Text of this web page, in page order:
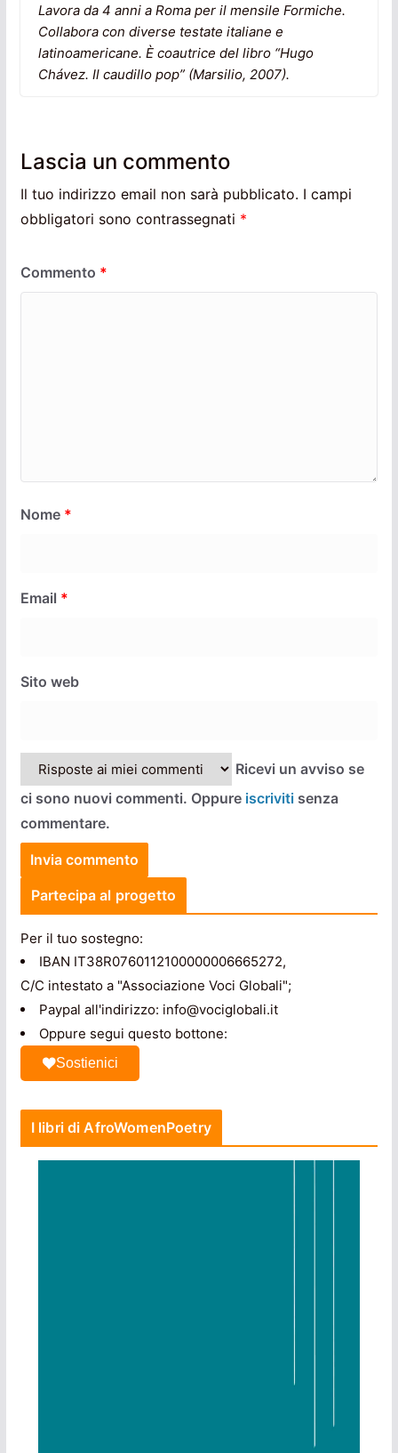
Lavora da 4 anni a Roma per il mensile Formiche.
Collabora con diverse testate italiane e
latinoamericane. È coautrice del libro “Hugo
Chávez. Il caudillo pop” (Marsilio, 2007).
Lascia un commento
Il tuo indirizzo email non sarà pubblicato. I campi
obbligatori sono contrassegnati *
Commento *
Nome *
Email *
Sito web
Ricevi un avviso se
ci sono nuovi commenti. Oppure iscrivitisenza
commentare.
Partecipa al progetto
Per il tuo sostegno:
IBAN IT38R0760112100000006665272,
C/C intestato a "Associazione Voci Globali";
Paypal all'indirizzo: info@vociglobali.it
Oppure segui questo bottone:
Sostienici
I libri di AfroWomenPoetry